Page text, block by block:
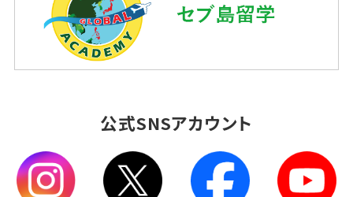
公式SNSアカウント